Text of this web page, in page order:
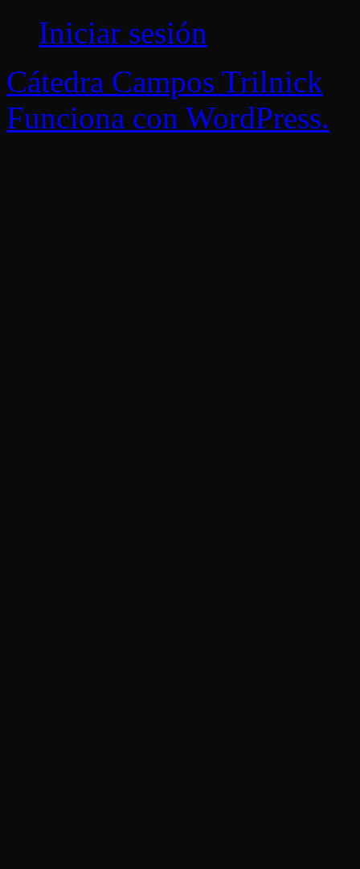
Iniciar sesión
Cátedra Campos Trilnick
Funciona con WordPress.